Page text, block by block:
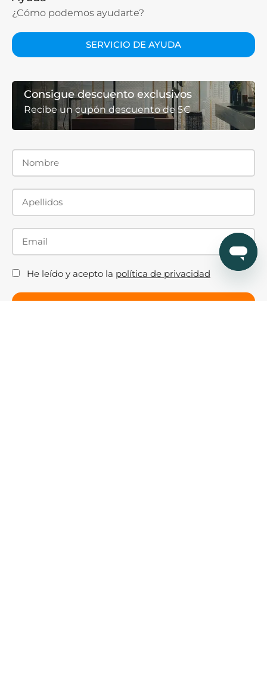
¿Cómo podemos ayudarte?
SERVICIO DE AYUDA
Consigue descuento exclusivos
Recibe un cupón descuento de 5€
He leído y acepto la política de privacidad